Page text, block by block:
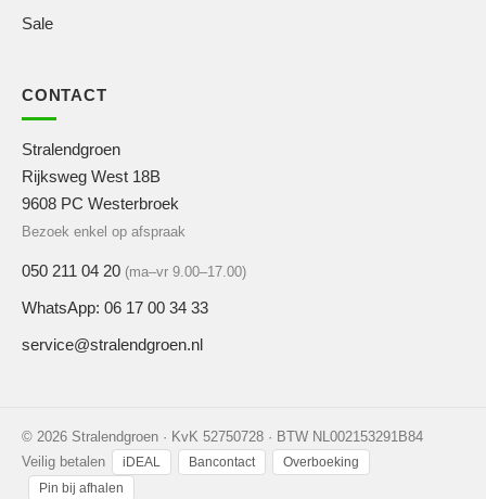
Sale
CONTACT
Stralendgroen
Rijksweg West 18B
9608 PC Westerbroek
Bezoek enkel op afspraak
050 211 04 20 (ma–vr 9.00–17.00)
WhatsApp: 06 17 00 34 33
service@stralendgroen.nl
© 2026 Stralendgroen · KvK 52750728 · BTW NL002153291B84
Veilig betalen
iDEAL Bancontact
Overboeking
Pin bij afhalen